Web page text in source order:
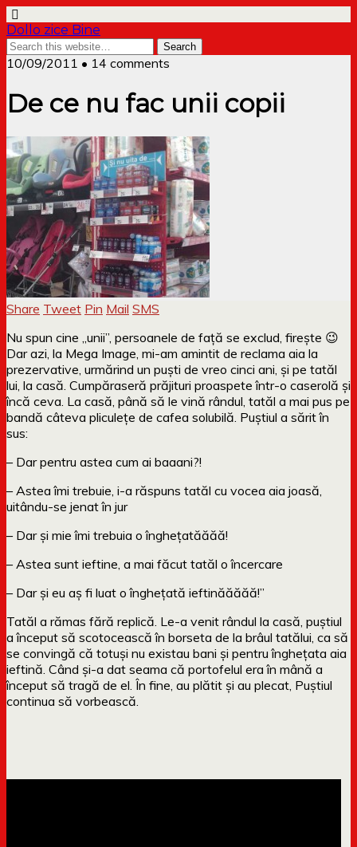
Dollo zice Bine
10/09/2011 • 14 comments
De ce nu fac unii copii
Share Tweet Pin Mail SMS
Nu spun cine „unii”, persoanele de față se exclud, firește 😉
Dar azi, la Mega Image, mi-am amintit de reclama aia la
prezervative, urmărind un puști de vreo cinci ani, și pe tatăl
lui, la casă. Cumpăraseră prăjituri proaspete într-o caserolă și
încă ceva. La casă, până să le vină rândul, tatăl a mai pus pe
bandă câteva pliculețe de cafea solubilă. Puștiul a sărit în
sus:
– Dar pentru astea cum ai baaani?!
– Astea îmi trebuie, i-a răspuns tatăl cu vocea aia joasă,
uitându-se jenat în jur
– Dar și mie îmi trebuia o înghețatăăăă!
– Astea sunt ieftine, a mai făcut tatăl o încercare
– Dar și eu aș fi luat o înghețată ieftinăăăăă!”
Tatăl a rămas fără replică. Le-a venit rândul la casă, puștiul
a început să scotocească în borseta de la brâul tatălui, ca să
se convingă că totuși nu existau bani și pentru înghețata aia
ieftină. Când și-a dat seama că portofelul era în mână a
început să tragă de el. În fine, au plătit și au plecat, Puștiul
continua să vorbească.